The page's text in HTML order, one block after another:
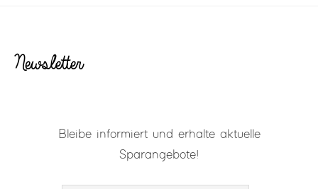
Newsletter
Bleibe informiert und erhalte aktuelle
Sparangebote!